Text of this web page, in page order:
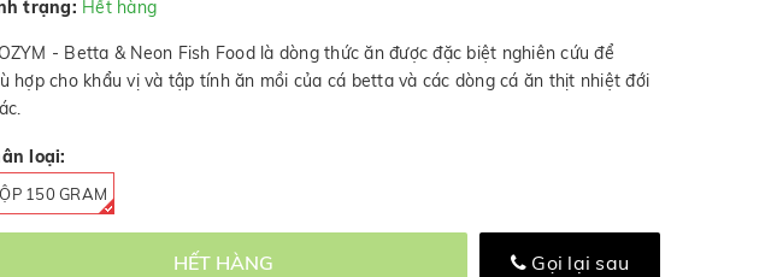
trạng: Hết hàng
- Betta & Neon Fish Food là dòng thức ăn được đặc biệt nghiên cứu để
hợp cho khẩu vị và tập tính ăn mồi của cá betta và các dòng cá ăn thịt nhiệt đới
loại:
150 GRAM
HẾT HÀNG Gọi lại sau